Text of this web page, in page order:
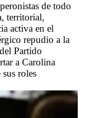
de todo
territorial,
activa en el
repudio a la
Partido
a Carolina
roles